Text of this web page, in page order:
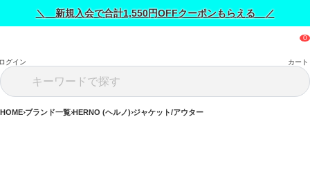
＼ 新規入会で合計1,550円OFFクーポンもらえる ／
グイン カート
HOME ブランド一覧 HERNO (ヘルノ) ジャケット/アウター